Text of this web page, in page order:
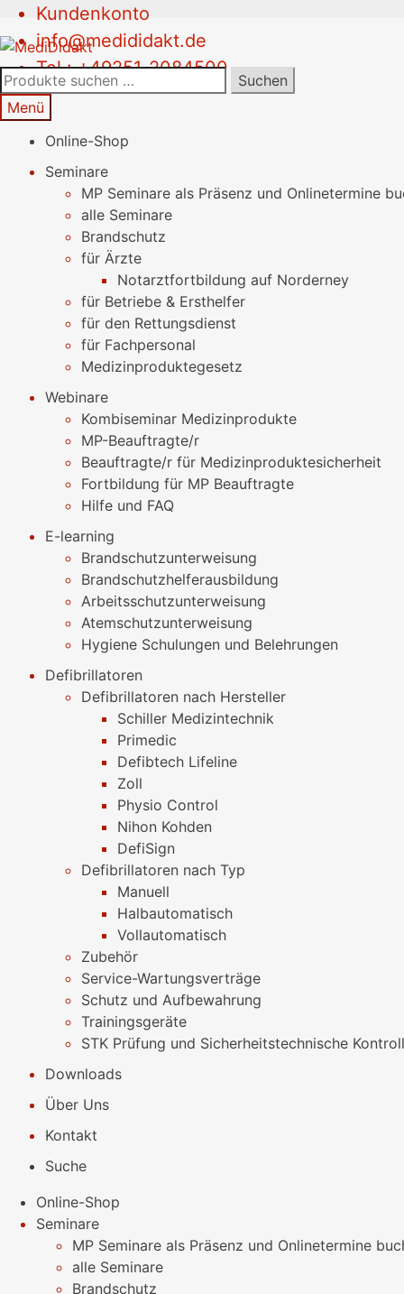
Kundenkonto
info@medididakt.de
Tel.: +49251-2084500
Navigation
springen
zum
Inhalt
Suchen
nach:
Suchen
Menü
Online-Shop
Seminare
MP Seminare als Präsenz und Onlinetermine
alle Seminare
Brandschutz
für Ärzte
Notarztfortbildung auf Norderney
für Betriebe & Ersthelfer
für den Rettungsdienst
für Fachpersonal
Medizinproduktegesetz
Webinare
Kombiseminar Medizinprodukte
MP-Beauftragte/r
Beauftragte/r für Medizinproduktesicherheit
Fortbildung für MP Beauftragte
Hilfe und FAQ
E-learning
Brandschutzunterweisung
Brandschutzhelferausbildung
Arbeitsschutzunterweisung
Atemschutzunterweisung
Hygiene Schulungen und Belehrungen
Defibrillatoren
Defibrillatoren nach Hersteller
Schiller Medizintechnik
Primedic
Defibtech Lifeline
Zoll
Physio Control
Nihon Kohden
DefiSign
Defibrillatoren nach Typ
Manuell
Halbautomatisch
Vollautomatisch
Zubehör
Service-Wartungsverträge
Schutz und Aufbewahrung
Trainingsgeräte
STK Prüfung und Sicherheitstechnische
Downloads
Über Uns
Kontakt
Suche
Online-Shop
Seminare
MP Seminare als Präsenz und Onlinetermine
alle Seminare
Brandschutz